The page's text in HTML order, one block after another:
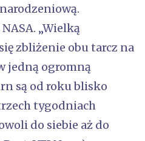
„Wielką
zbliżenie obu tarcz na
jedną ogromną
są od roku blisko
tygodniach
do siebie aż do